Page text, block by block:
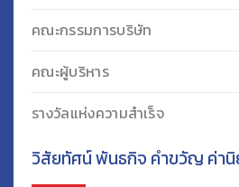
คณะกรรมการบริษัท
คณะผู้บริหาร
รางวัลแห่งความสำเร็จ
วิสัยทัศน์ พันธกิจ คำขวัญ ค่า